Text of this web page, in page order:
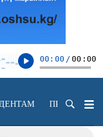
00:00 / 00:00